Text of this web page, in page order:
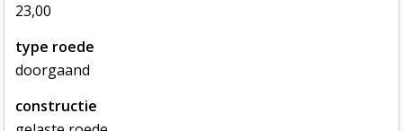
23,00
type roede
doorgaand
constructie